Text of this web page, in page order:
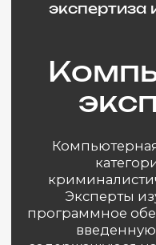
Компьютерная
категорию
Эксперты изучают
программное
содержащуюся на
сети и сервера,
по требованию суда,
органов, юристов,
юридических